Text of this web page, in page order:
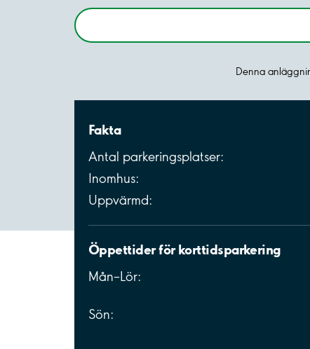
Denna
Fakta
Antal parkeringsplatser:
Inomhus:
Uppvärmd:
Öppettider för korttidsparkering
Mån–Lör:
Sön: